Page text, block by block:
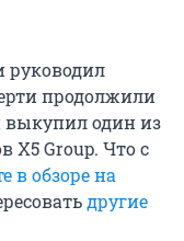
руководил
продолжили
выкупил один из
X5 Group. Что с
в обзоре на
другие